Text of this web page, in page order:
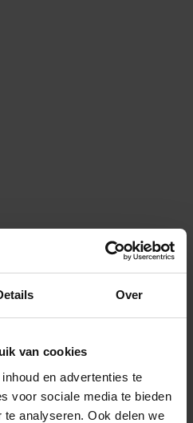
Over
van cookies
en advertenties te
voor sociale media te bieden
te analyseren. Ook delen we